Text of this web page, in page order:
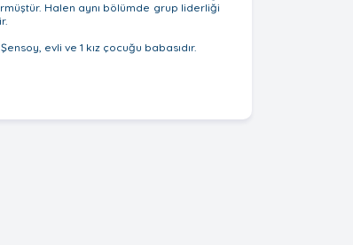
Halen aynı bölümde grup liderliği
evli ve 1 kız çocuğu babasıdır.